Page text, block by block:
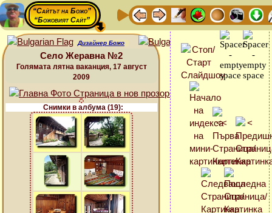
“Сайтът на Божо”
“Божовият Сайт”
Дизайнер Божо
Село Жеравна №2
Голямата лятна ваканция, 17 август
2009
Снимки в албума (19):